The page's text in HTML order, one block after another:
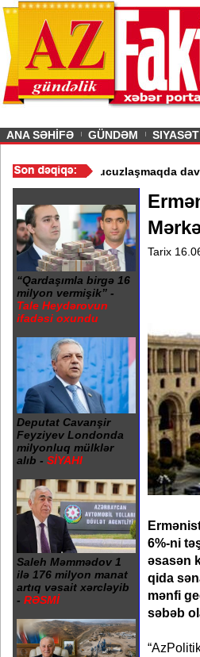
ANA SƏHİFƏ GÜNDƏM SIYASƏT
Video /Azərbaycan nefti
“Qardaşımla birgə 16
milyon vermişik” -
Tale Heydərovun
ifadəsi oxundu
Deputat Cavanşir
Feyziyev Londonda
milyonluq mülklər
alıb - SİYAHI
Saleh Məmmədov 1
ilə 176 milyon manat
artıq vəsait xərcləyib
- RƏSMİ
Tarix
6%-ni
əsasən
qida
mənfi
səbəb